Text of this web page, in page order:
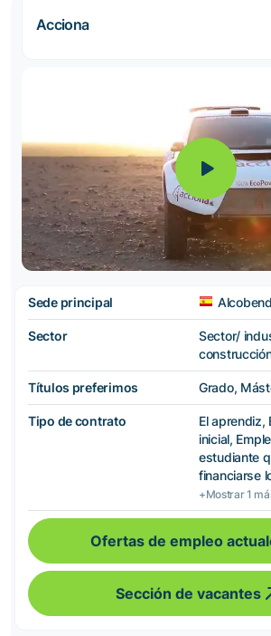
Acciona
Sede principal
Sector
Sector/
Títulos preferimos Grado,
Tipo de contrato
El aprendiz,
inicial,
estudiante
financiarse
+Mostrar 1
Ofertas de empleo
Sección de vacantes